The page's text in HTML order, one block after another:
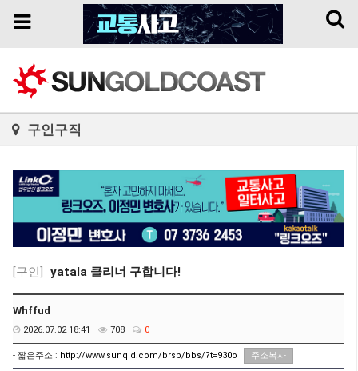
Toggle
Toggle
구인구직
[구인] yatala 클리너 구합니다!
Whffud
2026.07.02 18:41 708 0
- 짧은주소 : http://www.sunqld.com/brsb/bbs/?t=930o 주소복사